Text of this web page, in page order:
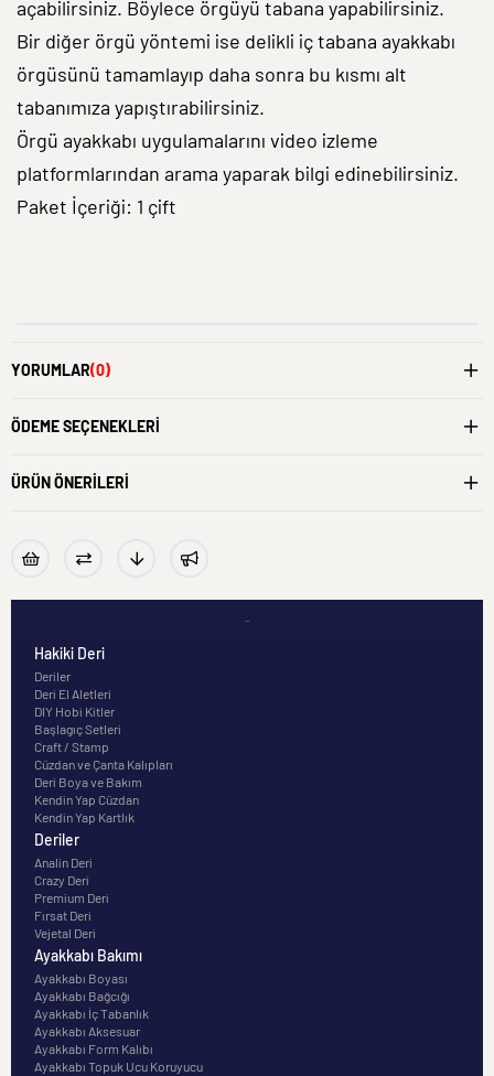
açabilirsiniz. Böylece örgüyü tabana yapabilirsiniz.
Bir diğer örgü yöntemi ise delikli iç tabana ayakkabı
örgüsünü tamamlayıp daha sonra bu kısmı alt
tabanımıza yapıştırabilirsiniz.
Örgü ayakkabı uygulamalarını video izleme
platformlarından arama yaparak bilgi edinebilirsiniz.
Paket İçeriği: 1 çift
YORUMLAR(0)
ÖDEME SEÇENEKLERI
ÜRÜN ÖNERILERI
-
Hakiki Deri
Deriler
Deri El Aletleri
DIY Hobi Kitler
Başlagıç Setleri
Craft / Stamp
Cüzdan ve Çanta Kalıpları
Deri Boya ve Bakım
Kendin Yap Cüzdan
Kendin Yap Kartlık
Deriler
Analin Deri
Crazy Deri
Premium Deri
Fırsat Deri
Vejetal Deri
Ayakkabı Bakımı
Ayakkabı Boyası
Ayakkabı Bağcığı
Ayakkabı İç Tabanlık
Ayakkabı Aksesuar
Ayakkabı Form Kalıbı
Ayakkabı Topuk Ucu Koruyucu